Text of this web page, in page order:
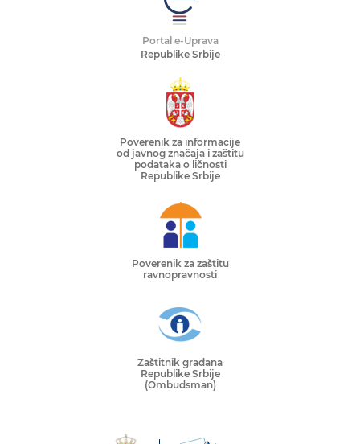
Portal e-Uprava
Republike Srbije
Poverenik za informacije
od javnog značaja i zaštitu
podataka o ličnosti
Republike Srbije
Poverenik za zaštitu
ravnopravnosti
Zaštitnik građana
Republike Srbije
(Ombudsman)